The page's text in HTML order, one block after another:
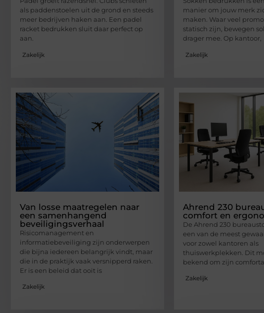
als paddenstoelen uit de grond en steeds
meer bedrijven haken aan. Een padel
racket bedrukken sluit daar perfect op
aan.
Zakelijk
manier om jouw merk
maken. Waar veel
statisch zijn, bewegen
drager mee. Op kantoor,
Zakelijk
Van losse maatregelen naar
een samenhangend
beveiligingsverhaal
Risicomanagement en
informatiebeveiliging zijn onderwerpen
die bijna iedereen belangrijk vindt, maar
die in de praktijk vaak versnipperd raken.
Er is een beleid dat ooit is
Zakelijk
Ahrend 230
comfort en
De Ahrend 230
een van de meest
voor zowel kantoren als
thuiswerkplekken. Dit
bekend om zijn
Zakelijk